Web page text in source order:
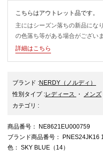
こちらはアウトレット品です。
主にはシーズン落ちの新品にな
の色落ち等がある場合がござい
詳細はこちら
ブランド :NERDY （ノルディ）
性別タイプ:レディース ・
メンズ
カテゴリ :
商品番号 ： NE8621EU000759
ブランド商品番号 ： PNES24JK16
色 ： SKY BLUE（14）